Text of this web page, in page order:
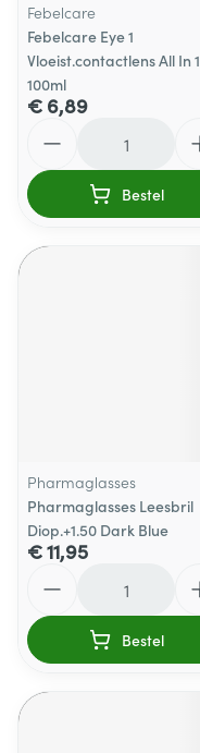
Febelcare
Febelcare Eye 1
Vloeist.contactlens All In 1
100ml
€ 6,89
Bestel
Pharmaglasses
Pharmaglasses Leesbril
Diop.+1.50 Dark Blue
€ 11,95
Bestel